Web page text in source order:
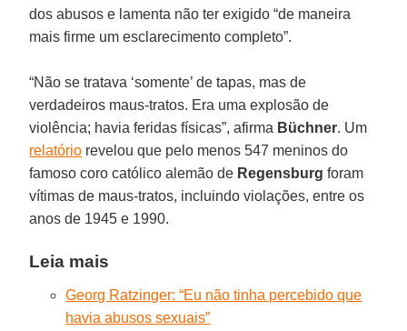
dos abusos e lamenta não ter exigido “de maneira
mais firme um esclarecimento completo”.
“Não se tratava ‘somente’ de tapas, mas de
verdadeiros maus-tratos. Era uma explosão de
violência; havia feridas físicas”, afirma Büchner. Um
relatório revelou que pelo menos 547 meninos do
famoso coro católico alemão de Regensburg foram
vítimas de maus-tratos, incluindo violações, entre os
anos de 1945 e 1990.
Leia mais
Georg Ratzinger: “Eu não tinha percebido que
havia abusos sexuais”